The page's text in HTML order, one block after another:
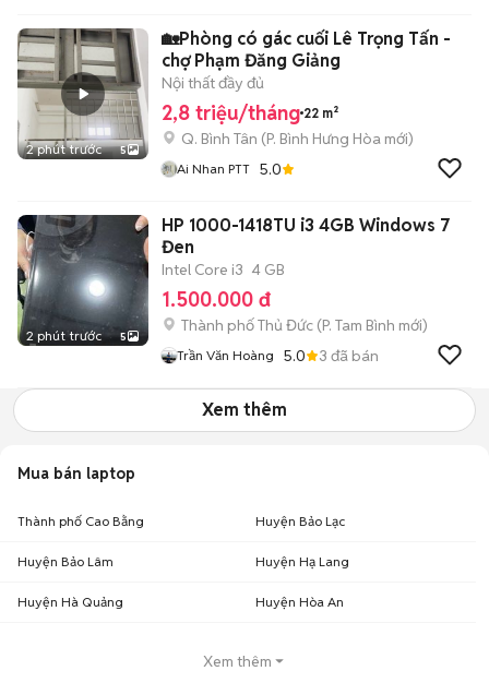
2 phút trước 5
🏡Phòng có gác cuối Lê Trọng Tấn -
chợ Phạm Đăng Giảng
Nội thất đầy đủ
2,8 triệu/tháng 22 m²
Q. Bình Tân (P. Bình Hưng Hòa mới)
Ai Nhan PTT 5.0
2 phút trước 5
HP 1000-1418TU i3 4GB Windows 7
Đen
Intel Core i3 4 GB
1.500.000 đ
Thành phố Thủ Đức (P. Tam Bình mới)
Trần Văn Hoàng 5.0 3 đã bán
Xem thêm
Mua bán laptop
Thành phố Cao Bằng Huyện Bảo Lạc
Huyện Bảo Lâm Huyện Hạ Lang
Huyện Hà Quảng Huyện Hòa An
Xem thêm